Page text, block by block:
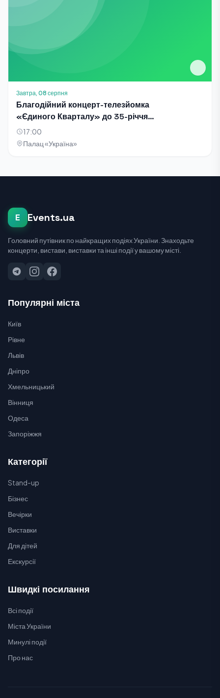
Завтра, 08 серпня
Благодійний концерт-телезйомка
«Єдиного Кварталу» до 35-річчя
Незалежності України
17:00
Палац «Україна»
E Events.ua
Головний путівник по найкращих подіях України. Знаходьте
концерти, вистави, виставки та інші події у вашому місті.
Популярні міста
Київ
Рівне
Львів
Дніпро
Хмельницький
Вінниця
Одеса
Запоріжжя
Категорії
Stand-up
Бізнес
Вечірки
Виставки
Для дітей
Екскурсії
Швидкі посилання
Всі події
Міста України
Минулі події
Про нас